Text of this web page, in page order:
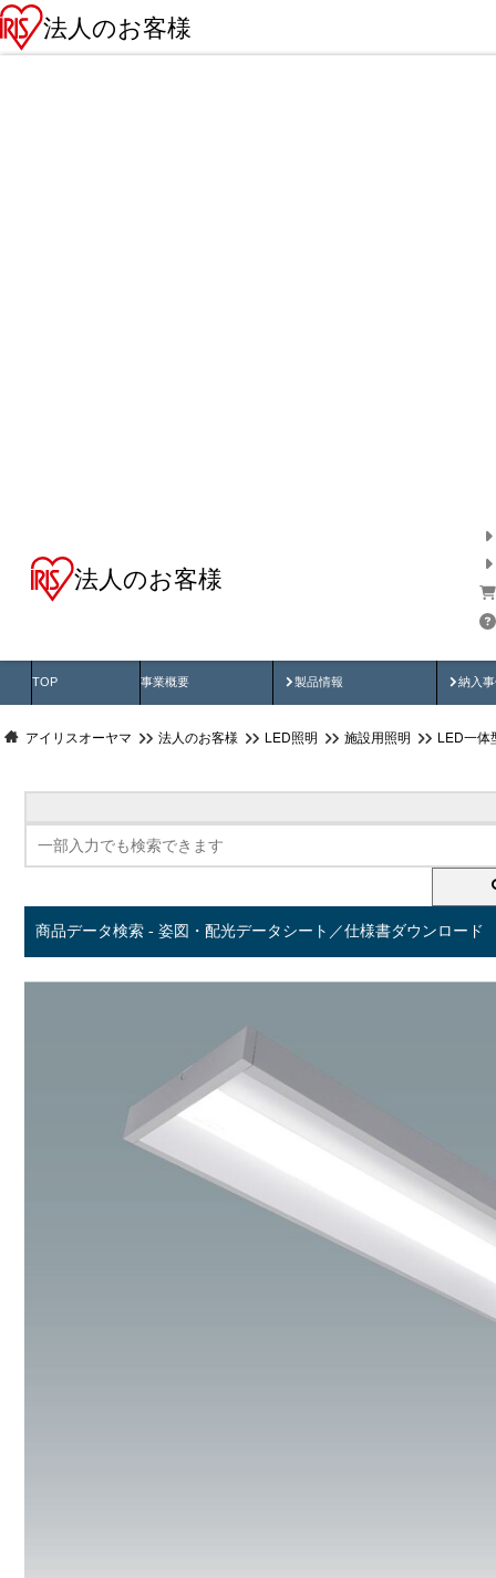
法人のお客様
法人のお客様
TOP 事業概要 製品情報
製品動画 納入
納
アイリスオーヤマ 法人のお客様 LED照明 施設用照明 LED一体
商品データ検索 - 姿図・配光データシート／仕様書ダウンロード